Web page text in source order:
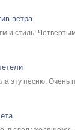
ветра
и стиль!
эту песню. Очень